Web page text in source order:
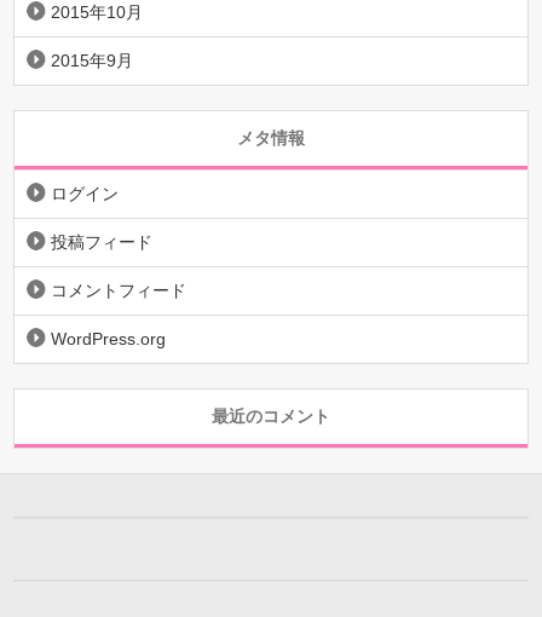
2015年10月
2015年9月
メタ情報
ログイン
投稿フィード
コメントフィード
WordPress.org
最近のコメント